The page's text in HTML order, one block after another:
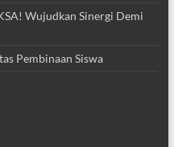
Wujudkan Sinergi Demi
Pembinaan Siswa